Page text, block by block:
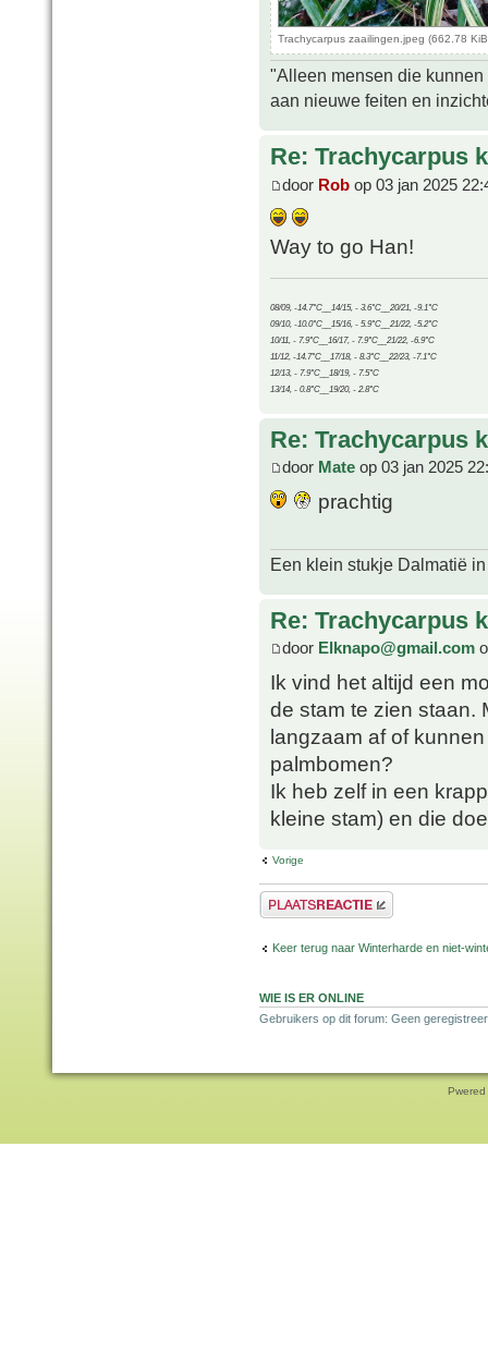
Trachycarpus zaailingen.jpeg (662.78
"Alleen mensen die
aan nieuwe feiten en
Re: Trachycarpus
door Rob op 03 jan 2025
Way to go Han!
08/09, -14.7°C__14/15, - 3.6°C__20/21, -9.1°C
09/10, -10.0°C__15/16, - 5.9°C__21/22, -5.2°C
10/11, - 7.9°C__16/17, - 7.9°C__21/22, -6.9°C
11/12, -14.7°C__17/18, - 8.3°C__22/23, -7.1°C
12/13, - 7.9°C__18/19, - 7.5°C
13/14, - 0.8°C__19/20, - 2.8°C
Re: Trachycarpus
door Mate op 03 jan 2025
prachtig
Een klein stukje Dalmatië
Re: Trachycarpus
door Elknapo@gmail.com
Ik vind het altijd een
de stam te zien staan.
langzaam af of
palmbomen?
Ik heb zelf in een
kleine stam) en die
Vorige
Plaats een reactie
Keer terug naar Winterharde en niet-
WIE IS ER ONLINE
Gebruikers op dit forum: Geen